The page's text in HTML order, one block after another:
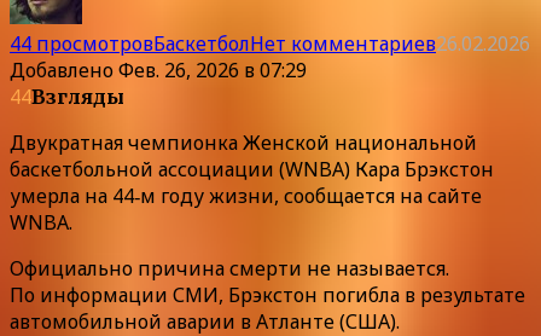
44 просмотровБаскетболНет комментариев26.02.2026
ДобавленоФев. 26, 2026 в 07:29
44Взгляды
Двукратная чемпионка Женской национальной
баскетбольной ассоциации (WNBA) Кара Брэкстон
умерла на 44‑м году жизни, сообщается на сайте
WNBA.
Официально причина смерти не называется.
По информации СМИ, Брэкстон погибла в результате
автомобильной аварии в Атланте (США).